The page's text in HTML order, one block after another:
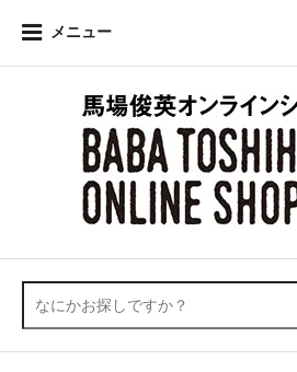
メニュー